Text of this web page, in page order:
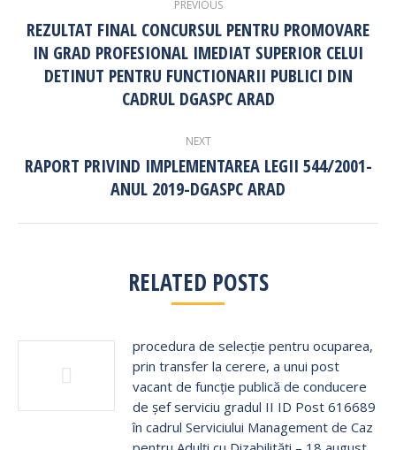
NAVIGATION
PREVIOUS
Previous
post:
REZULTAT FINAL CONCURSUL PENTRU PROMOVARE
IN GRAD PROFESIONAL IMEDIAT SUPERIOR CELUI
DETINUT PENTRU FUNCTIONARII PUBLICI DIN
CADRUL DGASPC ARAD
NEXT
Next
post:
RAPORT PRIVIND IMPLEMENTAREA LEGII 544/2001-
ANUL 2019-DGASPC ARAD
RELATED POSTS
procedura de selecție pentru ocuparea,
prin transfer la cerere, a unui post
vacant de funcție publică de conducere
de șef serviciu gradul II ID Post 616689
în cadrul Serviciului Management de Caz